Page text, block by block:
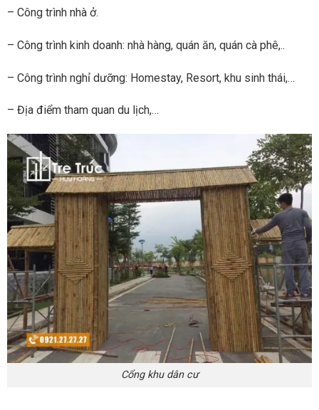
– Công trình nhà ở.
– Công trình kinh doanh: nhà hàng, quán ăn, quán cà phê,..
– Công trình nghỉ dưỡng: Homestay, Resort, khu sinh thái,…
– Địa điểm tham quan du lịch,…
Cổng khu dân cư